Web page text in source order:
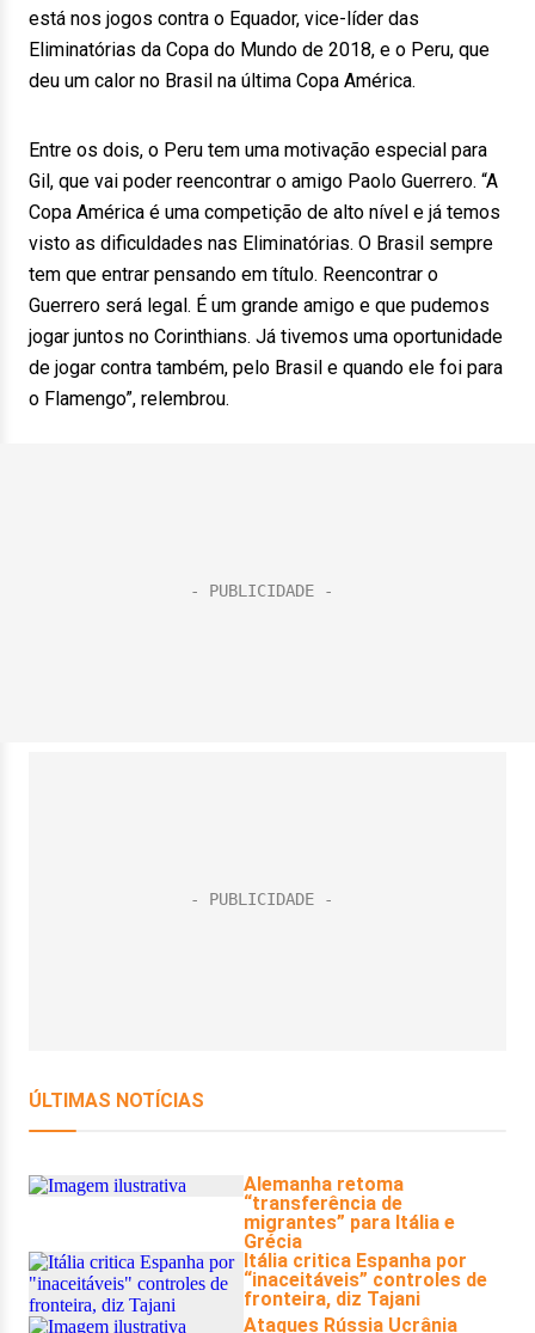
está nos jogos contra o Equador, vice-líder das
Eliminatórias da Copa do Mundo de 2018, e o Peru, que
deu um calor no Brasil na última Copa América.
Entre os dois, o Peru tem uma motivação especial para
Gil, que vai poder reencontrar o amigo Paolo Guerrero. “A
Copa América é uma competição de alto nível e já temos
visto as dificuldades nas Eliminatórias. O Brasil sempre
tem que entrar pensando em título. Reencontrar o
Guerrero será legal. É um grande amigo e que pudemos
jogar juntos no Corinthians. Já tivemos uma oportunidade
de jogar contra também, pelo Brasil e quando ele foi para
o Flamengo”, relembrou.